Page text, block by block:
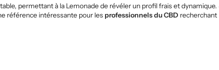
permettant à la Lemonade de révéler un profil frais et
référence intéressante pour les professionnels du CBD recherchant